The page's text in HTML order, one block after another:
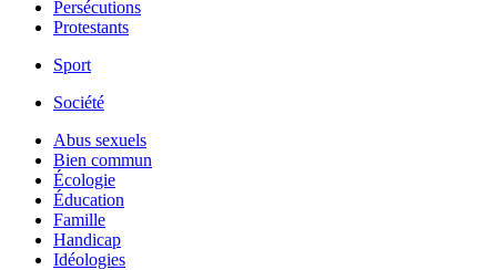
Persécutions
Protestants
Sport
Société
Abus sexuels
Bien commun
Écologie
Éducation
Famille
Handicap
Idéologies